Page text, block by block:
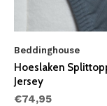
Beddinghouse
Hoeslaken
Jersey
€74,95